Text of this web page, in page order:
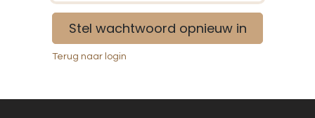
Stel wachtwoord opnieuw in
Terug naar login